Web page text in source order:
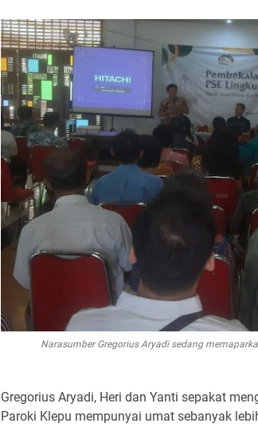
Narasumber Gregorius Aryadi sedang
Gregorius Aryadi, Heri dan Yanti sepakat
Paroki Klepu mempunyai umat sebanyak